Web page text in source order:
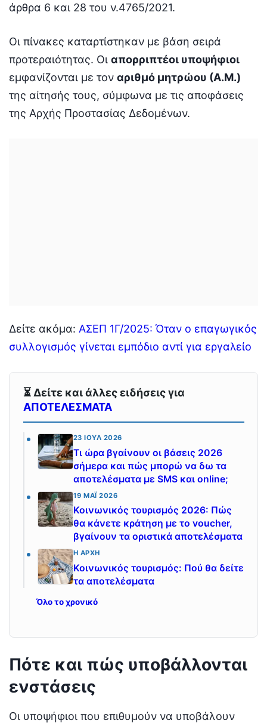
άρθρα 6 και 28 του ν.4765/2021.
Οι πίνακες καταρτίστηκαν με βάση σειρά
προτεραιότητας. Οι απορριπτέοι υποψήφιοι
εμφανίζονται με τον αριθμό μητρώου (Α.Μ.)
της αίτησής τους, σύμφωνα με τις αποφάσεις
της Αρχής Προστασίας Δεδομένων.
Δείτε ακόμα: ΑΣΕΠ 1Γ/2025: Όταν ο επαγωγικός
συλλογισμός γίνεται εμπόδιο αντί για εργαλείο
⏳ Δείτε και άλλες ειδήσεις για
ΑΠΟΤΕΛΕΣΜΑΤΑ
23 ΙΟΎΛ 2026
Τι ώρα βγαίνουν οι βάσεις 2026
σήμερα και πώς μπορώ να δω τα
αποτελέσματα με SMS και online;
19 ΜΆΙ 2026
Κοινωνικός τουρισμός 2026: Πώς
θα κάνετε κράτηση με το voucher,
βγαίνουν τα οριστικά αποτελέσματα
Η ΑΡΧΉ
Κοινωνικός τουρισμός: Πού θα δείτε
τα αποτελέσματα
Όλο το χρονικό
Πότε και πώς υποβάλλονται
ενστάσεις
Οι υποψήφιοι που επιθυμούν να υποβάλουν